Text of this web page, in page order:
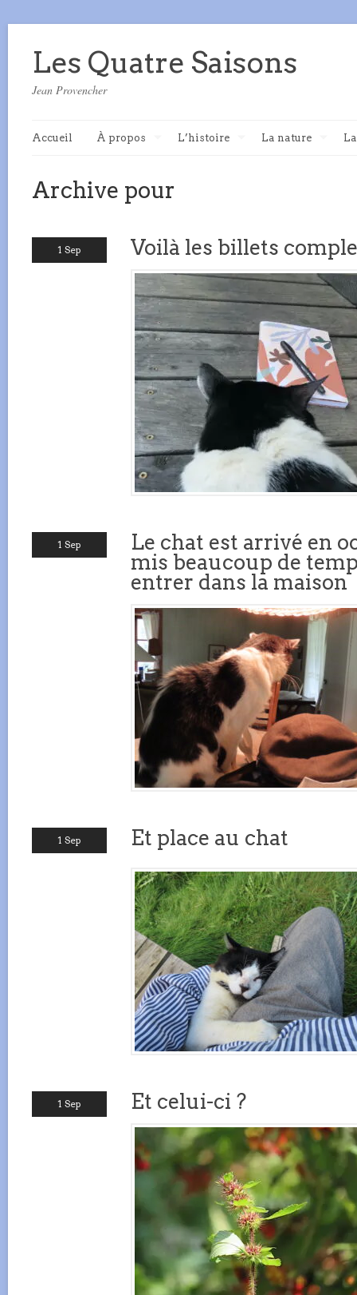
Les Quatre Saisons
Jean Provencher
Accueil À propos L’histoire La nature
Archive pour
1 Sep Voilà les billets
1 Sep
Le chat est arrivé en
mis beaucoup de
entrer dans la maison
1 Sep Et place au chat
1 Sep Et celui-ci ?